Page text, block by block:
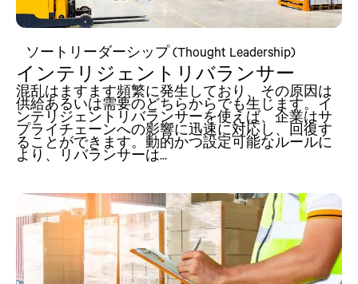
ソートリーダーシップ (Thought Leadership)
インテリジェントリバランサー
混乱はますます頻繁に発生しており、その原因は
供給あるいは需要のどちらからでも生じます。イ
ンテリジェントリバランサーを使えば、企業はサ
プライチェーンへの影響に迅速に対応し、回復す
ることができます。動的かつ設定可能なルールに
より、リバランサーは...